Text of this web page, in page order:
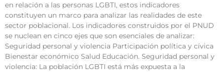
en relación a las personas LGBTI, estos indicadores
constituyen un marco para analizar las realidades de este
sector poblacional. Los indicadores construidos por el PNUD
se nuclean en cinco ejes que son esenciales de analizar:
Seguridad personal y violencia Participación política y cívica
Bienestar económico Salud Educación. Seguridad personal y
violencia: La población LGBTI está más expuesta a la